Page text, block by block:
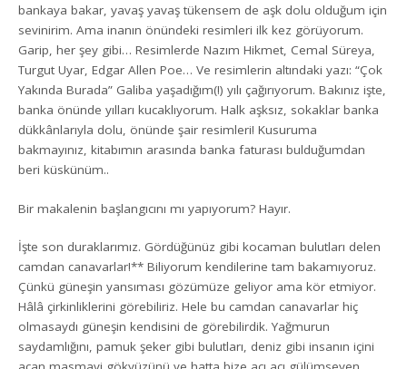
bankaya bakar, yavaş yavaş tükensem de aşk dolu olduğum için
sevinirim. Ama inanın önündeki resimleri ilk kez görüyorum.
Garip, her şey gibi… Resimlerde Nazım Hikmet, Cemal Süreya,
Turgut Uyar, Edgar Allen Poe… Ve resimlerin altındaki yazı: “Çok
Yakında Burada” Galiba yaşadığım(!) yılı çağırıyorum. Bakınız işte,
banka önünde yılları kucaklıyorum. Halk aşksız, sokaklar banka
dükkânlarıyla dolu, önünde şair resimleri! Kusuruma
bakmayınız, kitabımın arasında banka faturası bulduğumdan
beri küskünüm..
Bir makalenin başlangıcını mı yapıyorum? Hayır.
İşte son duraklarımız. Gördüğünüz gibi kocaman bulutları delen
camdan canavarlar!** Biliyorum kendilerine tam bakamıyoruz.
Çünkü güneşin yansıması gözümüze geliyor ama kör etmiyor.
Hâlâ çirkinliklerini görebiliriz. Hele bu camdan canavarlar hiç
olmasaydı güneşin kendisini de görebilirdik. Yağmurun
saydamlığını, pamuk şeker gibi bulutları, deniz gibi insanın içini